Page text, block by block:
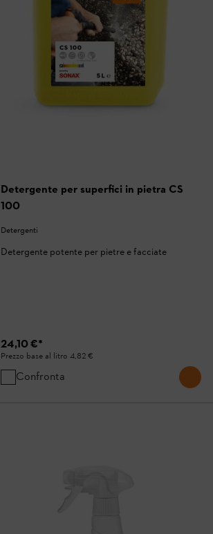
Detergente per superfici in pietra CS
100
Detergenti
Detergente potente per pietre e facciate
24,10 €*
Prezzo base al litro 4,82 €
Confronta